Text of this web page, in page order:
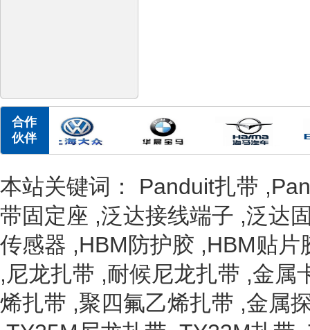
合作
伙伴
本站关键词： Panduit扎带 ,
带固定座 ,泛达接线端子 ,泛达
传感器 ,HBM防护胶 ,HBM贴片
,尼龙扎带 ,耐候尼龙扎带 ,金属
烯扎带 ,聚四氟乙烯扎带 ,金属